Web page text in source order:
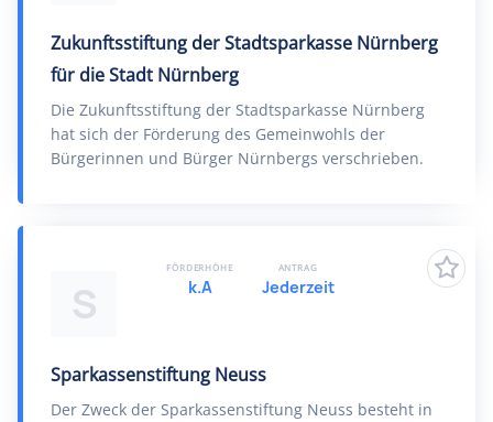
Zukunftsstiftung der Stadtsparkasse Nürnberg
für die Stadt Nürnberg
Die Zukunftsstiftung der Stadtsparkasse Nürnberg
hat sich der Förderung des Gemeinwohls der
Bürgerinnen und Bürger Nürnbergs verschrieben.
S
Sparkassenstiftung Neuss
Der Zweck der Sparkassenstiftung Neuss besteht in
FÖRDERHÖHE
k.A
ANTRAG
Jederzeit